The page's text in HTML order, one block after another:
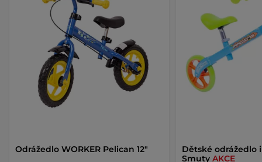
Odrážedlo WORKER Pelican 12"
Dětské odrážedlo
SmutyAKCE